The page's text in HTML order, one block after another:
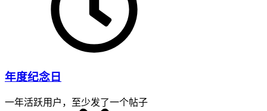
年度纪念日
一年活跃用户，至少发了一个帖子